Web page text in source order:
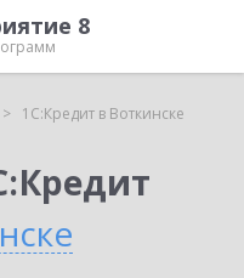
8
1С:Кредит в Воткинске